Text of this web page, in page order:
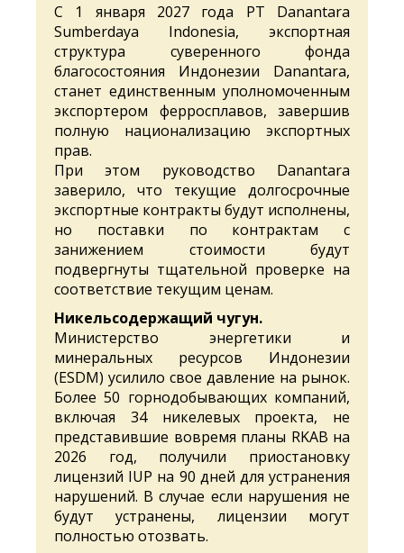
С 1 января 2027 года PT Danantara
Sumberdaya Indonesia, экспортная
структура суверенного фонда
благосостояния Индонезии Danantara,
станет единственным уполномоченным
экспортером ферросплавов, завершив
полную национализацию экспортных
прав.
При этом руководство Danantara
заверило, что текущие долгосрочные
экспортные контракты будут исполнены,
но поставки по контрактам с
занижением стоимости будут
подвергнуты тщательной проверке на
соответствие текущим ценам.
Никельсодержащий чугун.
Министерство энергетики и
минеральных ресурсов Индонезии
(ESDM) усилило свое давление на рынок.
Более 50 горнодобывающих компаний,
включая 34 никелевых проекта, не
представившие вовремя планы RKAB на
2026 год, получили приостановку
лицензий IUP на 90 дней для устранения
нарушений. В случае если нарушения не
будут устранены, лицензии могут
полностью отозвать.